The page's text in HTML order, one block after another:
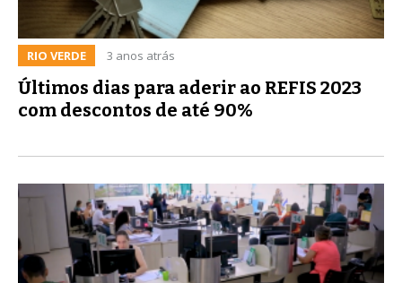
RIO VERDE 3 anos atrás
Últimos dias para aderir ao REFIS 2023
com descontos de até 90%